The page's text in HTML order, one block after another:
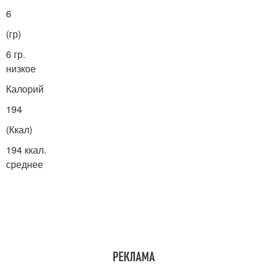
6
(гр)
6 гр.
низкое
Калорий
194
(Ккал)
194 ккал.
среднее